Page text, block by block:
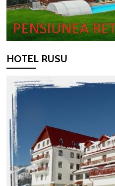
HOTEL RUSU